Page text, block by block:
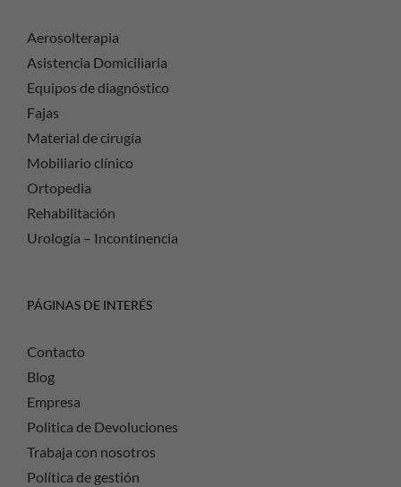
Aerosolterapia
Asistencia Domiciliaria
Equipos de diagnóstico
Fajas
Material de cirugía
Mobiliario clínico
Ortopedia
Rehabilitación
Urología – Incontinencia
PÁGINAS DE INTERÉS
Contacto
Blog
Empresa
Politica de Devoluciones
Trabaja con nosotros
Política de gestión